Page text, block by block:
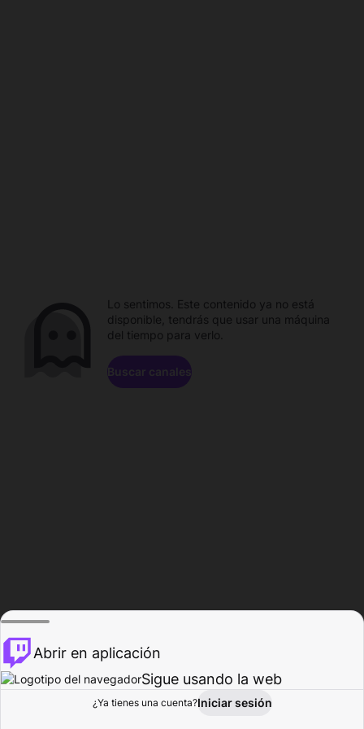
Explorar Actividad
Lo sentimos. Este contenido ya no está
disponible, tendrás que usar una máquina
del tiempo para verlo.
Buscar canales
Abrir en aplicación
Sigue usando la web
¿Ya tienes una cuenta?Iniciar sesión